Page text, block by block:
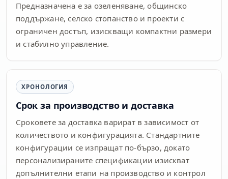
Предназначена е за озеленяване, общинско
поддържане, селско стопанство и проекти с
ограничен достъп, изискващи компактни размери
и стабилно управление.
ХРОНОЛОГИЯ
Срок за производство и доставка
Сроковете за доставка варират в зависимост от
количеството и конфигурацията. Стандартните
конфигурации се изпращат по-бързо, докато
персонализираните спецификации изискват
допълнителни етапи на производство и контрол